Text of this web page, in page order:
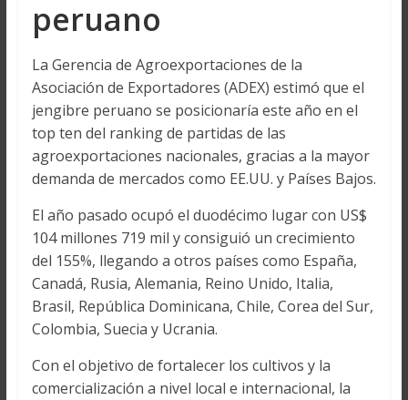
peruano
La Gerencia de Agroexportaciones de la
Asociación de Exportadores (ADEX) estimó que el
jengibre peruano se posicionaría este año en el
top ten del ranking de partidas de las
agroexportaciones nacionales, gracias a la mayor
demanda de mercados como EE.UU. y Países Bajos.
El año pasado ocupó el duodécimo lugar con US$
104 millones 719 mil y consiguió un crecimiento
del 155%, llegando a otros países como España,
Canadá, Rusia, Alemania, Reino Unido, Italia,
Brasil, República Dominicana, Chile, Corea del Sur,
Colombia, Suecia y Ucrania.
Con el objetivo de fortalecer los cultivos y la
comercialización a nivel local e internacional, la